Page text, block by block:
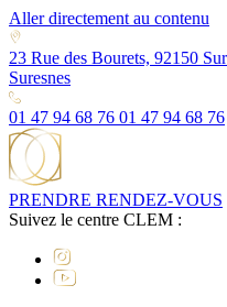
Aller directement au contenu
23 Rue des Bourets, 92150
Suresnes
01 47 94 68 76 01 47 94 68 76
PRENDRE RENDEZ-VOUS
Suivez le centre CLEM :